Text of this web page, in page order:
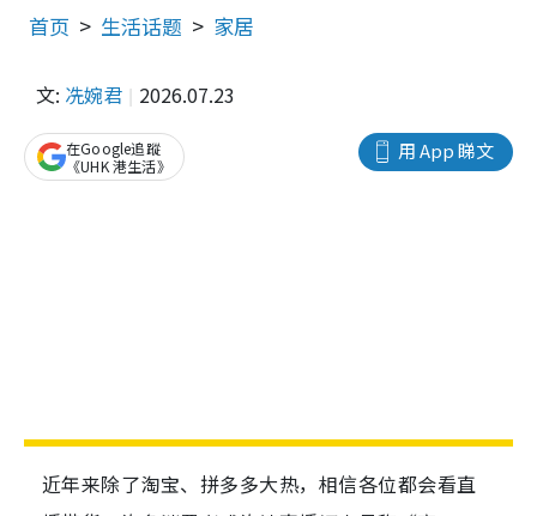
首页 生活话题 家居
文: 冼婉君 2026.07.23
用 App 睇文
在Google追蹤
《UHK 港生活》
近年来除了淘宝、拼多多大热，相信各位都会看直